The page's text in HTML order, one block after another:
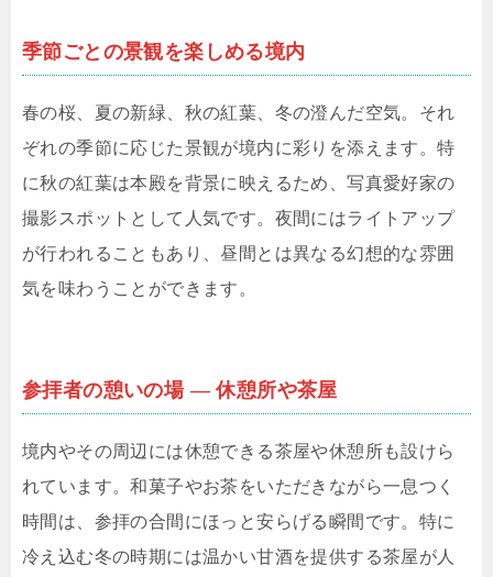
季節ごとの景観を楽しめる境内
春の桜、夏の新緑、秋の紅葉、冬の澄んだ空気。それ
ぞれの季節に応じた景観が境内に彩りを添えます。特
に秋の紅葉は本殿を背景に映えるため、写真愛好家の
撮影スポットとして人気です。夜間にはライトアップ
が行われることもあり、昼間とは異なる幻想的な雰囲
気を味わうことができます。
参拝者の憩いの場 ― 休憩所や茶屋
境内やその周辺には休憩できる茶屋や休憩所も設けら
れています。和菓子やお茶をいただきながら一息つく
時間は、参拝の合間にほっと安らげる瞬間です。特に
冷え込む冬の時期には温かい甘酒を提供する茶屋が人